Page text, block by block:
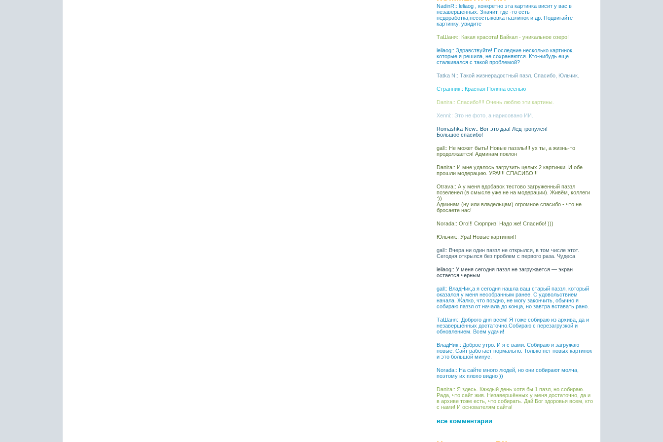
NadinR:: leliaog , конкретно эта картинка висит у вас в
незавершенных. Значит, где -то есть
недоработка,несостыковка пазлинок и др. Подвигайте
картинку, увидите
ТаШаня:: Какая красота! Байкал - уникальное озеро!
leliaog:: Здравствуйте! Последние несколько картинок,
которые я решила, не сохраняются. Кто-нибудь еще
сталкивался с такой проблемой?
Tatka N:: Такой жизнерадостный пазл. Спасибо, Юльчик.
Странник:: Красная Поляна осенью
Danira:: Спасибо!!!! Очень люблю эти картины.
Xenni:: Это не фото, а нарисовано ИИ.
Romashka-New:: Вот это даа! Лед тронулся!
Большое спасибо!
gall:: Не может быть! Новые паззлы!!! ух ты, а жизнь-то
продолжается! Админам поклон
Danira:: И мне удалось загрузить целых 2 картинки. И обе
прошли модерацию. УРА!!!! СПАСИБО!!!
Otrava:: А у меня вдобавок тестово загруженный паззл
позеленел (в смысле уже не на модерации). Живём, коллеги
:))
Админам (ну или владельцам) огромное спасибо - что не
бросаете нас!
Norada:: Ого!!! Сюрприз! Надо же! Спасибо! )))
Юльчик:: Ура! Новые картинки!!
gall:: Вчера ни один паззл не открылся, в том числе этот.
Сегодня открылся без проблем с первого раза. Чудеса
leliaog:: У меня сегодня паззл не загружается — экран
остается черным.
gall:: ВладНик,а я сегодня нашла ваш старый паззл, который
оказался у меня несобранным ранее. С удовольствием
начала. Жалко, что поздно, не могу закончить, обычно я
собираю паззл от начала до конца, но завтра вставать рано.
ТаШаня:: Доброго дня всем! Я тоже собираю из архива, да и
незавершённых достаточно.Собираю с перезагрузкой и
обновлением. Всем удачи!
ВладНик:: Доброе утро. И я с вами. Собираю и загружаю
новые. Сайт работает нормально. Только нет новых картинок
и это большой минус.
Norada:: На сайте много людей, но они собирают молча,
поэтому их плохо видно ))
Danira:: Я здесь. Каждый день хотя бы 1 пазл, но собираю.
Рада, что сайт жив. Незавершённых у меня достаточно, да и
в архиве тоже есть, что собирать. Дай Бог здоровья всем, кто
с нами! И основателям сайта!
все комментарии